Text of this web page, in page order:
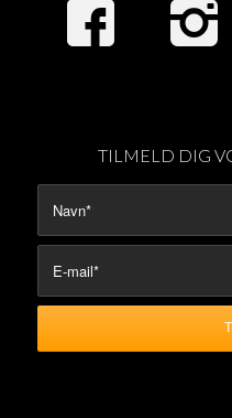
TILMELD DIG